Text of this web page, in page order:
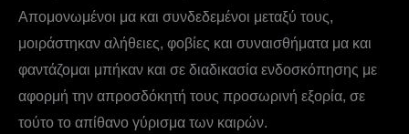
Απομονωμένοι μα και συνδεδεμένοι μεταξύ τους,
μοιράστηκαν αλήθειες, φοβίες και συναισθήματα μα και
φαντάζομαι μπήκαν και σε διαδικασία ενδοσκόπησης με
αφορμή την απροσδόκητή τους προσωρινή εξορία, σε
τούτο το απίθανο γύρισμα των καιρών.